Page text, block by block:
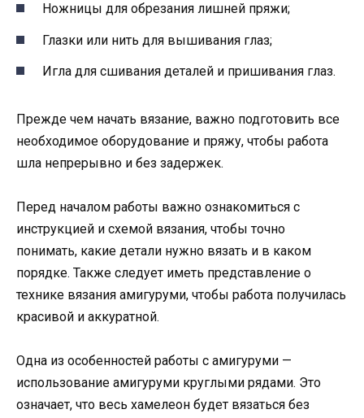
Ножницы для обрезания лишней пряжи;
Глазки или нить для вышивания глаз;
Игла для сшивания деталей и пришивания глаз.
Прежде чем начать вязание, важно подготовить все
необходимое оборудование и пряжу, чтобы работа
шла непрерывно и без задержек.
Перед началом работы важно ознакомиться с
инструкцией и схемой вязания, чтобы точно
понимать, какие детали нужно вязать и в каком
порядке. Также следует иметь представление о
технике вязания амигуруми, чтобы работа получилась
красивой и аккуратной.
Одна из особенностей работы с амигуруми —
использование амигуруми круглыми рядами. Это
означает, что весь хамелеон будет вязаться без